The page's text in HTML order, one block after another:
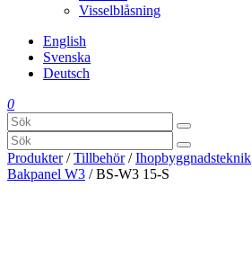
Visselblåsning
English
Svenska
Deutsch
0
Produkter/Tillbehör/Ihopbyggnadsteknik
Bakpanel W3 / BS-W3 15-S